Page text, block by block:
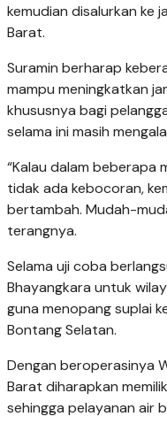
kemudian disalurkan ke
Barat.
Suramin berharap
mampu meningkatkan
khususnya bagi
selama ini masih
“Kalau dalam beberapa
tidak ada kebocoran,
bertambah. Mudah-
terangnya.
Selama uji coba
Bhayangkara untuk
guna menopang suplai
Bontang Selatan.
Dengan beroperasinya
Barat diharapkan
sehingga pelayanan air